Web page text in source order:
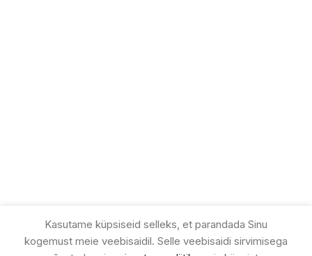
Kasutame küpsiseid selleks, et parandada Sinu
kogemust meie veebisaidil. Selle veebisaidi sirvimisega